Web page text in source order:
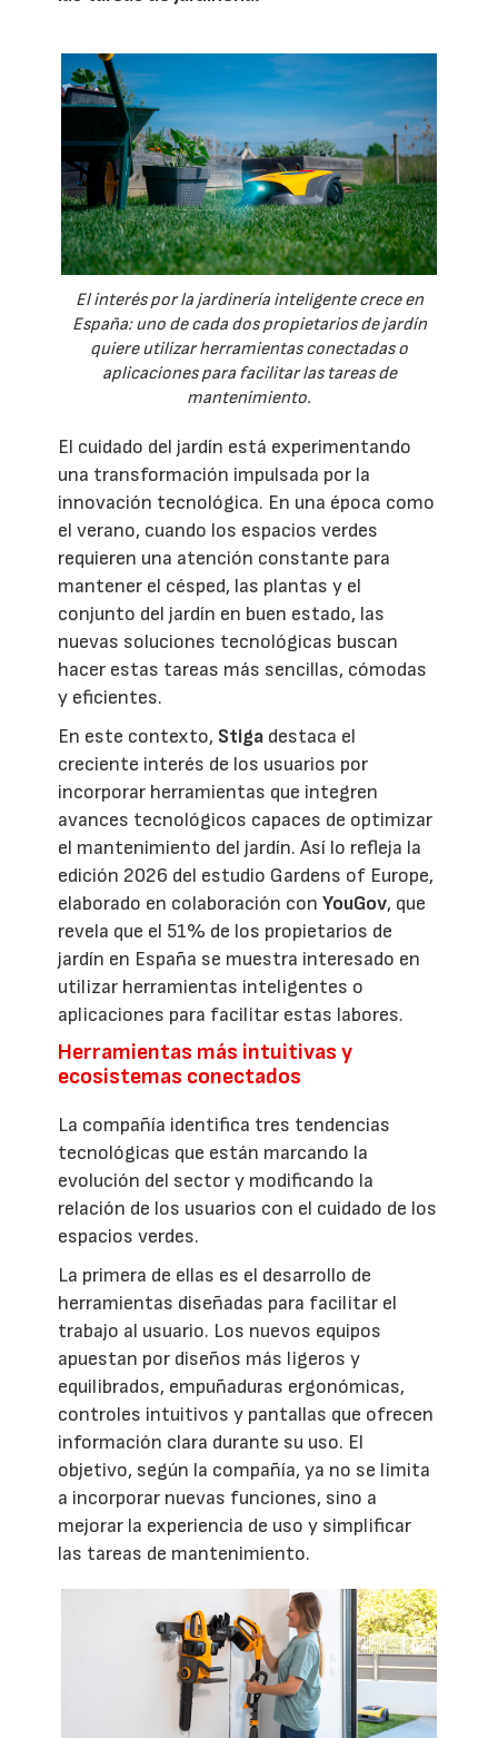
El interés por la jardinería inteligente crece en
España: uno de cada dos propietarios de jardín
quiere utilizar herramientas conectadas o
aplicaciones para facilitar las tareas de
mantenimiento.
El cuidado del jardín está experimentando
una transformación impulsada por la
innovación tecnológica. En una época como
el verano, cuando los espacios verdes
requieren una atención constante para
mantener el césped, las plantas y el
conjunto del jardín en buen estado, las
nuevas soluciones tecnológicas buscan
hacer estas tareas más sencillas, cómodas
y eficientes.
En este contexto, Stiga destaca el
creciente interés de los usuarios por
incorporar herramientas que integren
avances tecnológicos capaces de optimizar
el mantenimiento del jardín. Así lo refleja la
edición 2026 del estudio Gardens of Europe,
elaborado en colaboración conYouGov, que
revela que el 51% de los propietarios de
jardín en España se muestra interesado en
utilizar herramientas inteligentes o
aplicaciones para facilitar estas labores.
Herramientas más intuitivas y
ecosistemas conectados
La compañía identifica tres tendencias
tecnológicas que están marcando la
evolución del sector y modificando la
relación de los usuarios con el cuidado de los
espacios verdes.
La primera de ellas es el desarrollo de
herramientas diseñadas para facilitar el
trabajo al usuario. Los nuevos equipos
apuestan por diseños más ligeros y
equilibrados, empuñaduras ergonómicas,
controles intuitivos y pantallas que ofrecen
información clara durante su uso. El
objetivo, según la compañía, ya no se limita
a incorporar nuevas funciones, sino a
mejorar la experiencia de uso y simplificar
las tareas de mantenimiento.